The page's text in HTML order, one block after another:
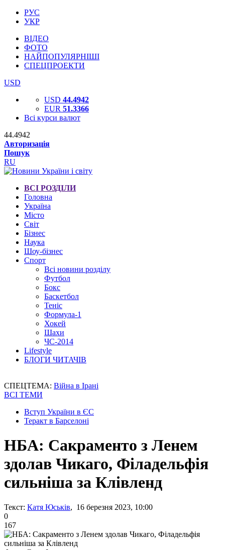
РУС
УКР
ВІДЕО
ФОТО
НАЙПОПУЛЯРНІШІ
СПЕЦПРОЕКТИ
USD
USD 44.4942
EUR 51.3366
Всі курси валют
44.4942
Авторизація
Пошук
RU
ВСІ РОЗДІЛИ
Головна
Україна
Місто
Світ
Бізнес
Наука
Шоу-бізнес
Спорт
Всі новини розділу
Футбол
Бокс
Баскетбол
Теніс
Формула-1
Хокей
Шахи
ЧС-2014
Lifestyle
БЛОГИ ЧИТАЧІВ
СПЕЦТЕМА: Війна в Ірані
ВСІ ТЕМИ
Вступ України в ЄС
Теракт в Барселоні
НБА: Сакраменто з Ленем
здолав Чикаго, Філадельфія
сильніша за Клівленд
Текст: Катя Юськів, 16 березня 2023, 10:00
0
167